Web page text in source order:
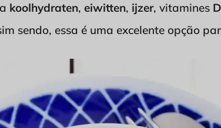
koolhydraten, eiwitten, ijzer, vitamines
sendo, essa é uma excelente opção